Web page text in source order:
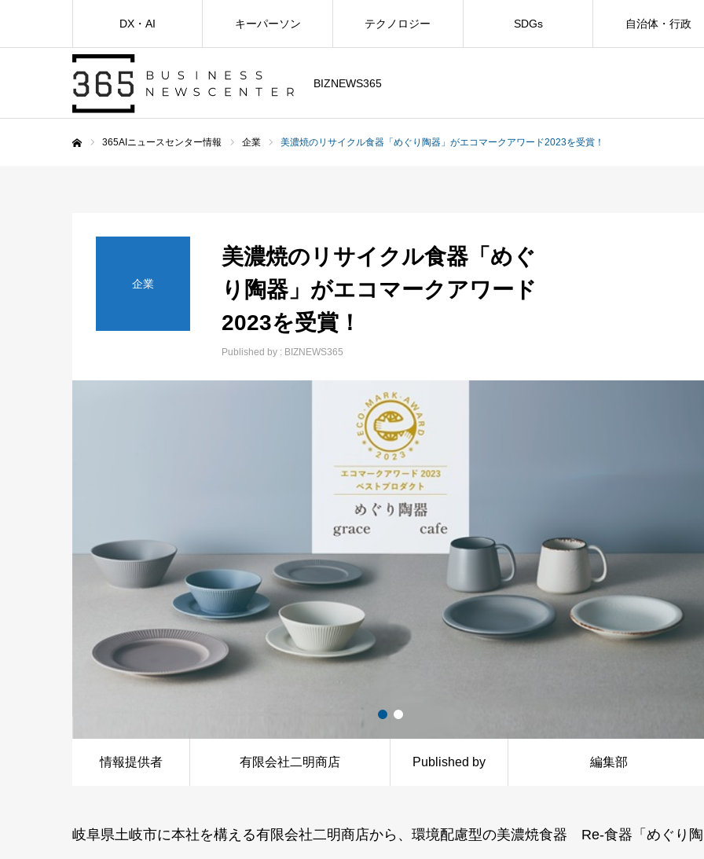
BIZNEWS365
DX・AI キーパーソン テクノロジー SDGs 自治体・行政
365AIニュースセンター情報 企業 美濃焼のリサイクル食器「めぐり陶器」がエコマークアワード2023を受賞！
企業
美濃焼のリサイクル食器「めぐ
り陶器」がエコマークアワード
2023を受賞！
Published by : BIZNEWS365
情報提供者 有限会社二明商店 Published by 編集部
岐阜県土岐市に本社を構える有限会社二明商店から、環境配慮型の美濃焼食器 Re-食器「めぐり陶